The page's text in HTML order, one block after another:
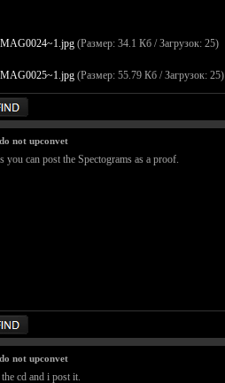
(Размер: 34.1 Кб / Загрузок: 25)
(Размер: 55.79 Кб / Загрузок: 25)
not upconvet
you can post the Spectograms as a proof.
not upconvet
cd and i post it.